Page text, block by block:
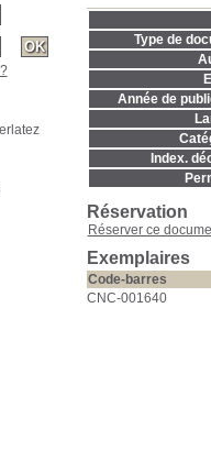
Type de
Année de
Index.
Réservation
Réserver ce
Exemplaires
Code-barres
CNC-001640